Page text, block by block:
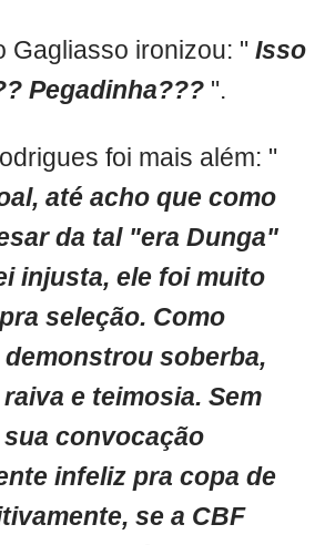
Gagliasso ironizou: " Isso
Pegadinha??? ".
foi mais além: "
até acho que como
da tal "era Dunga"
injusta, ele foi muito
seleção. Como
soberba,
e teimosia. Sem
convocação
infeliz pra copa de
se a CBF